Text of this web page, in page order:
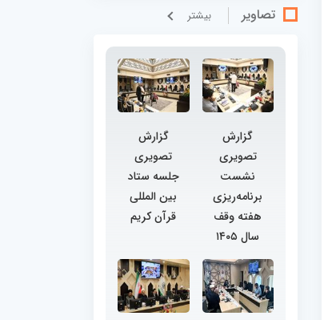
تصاویر بيشتر
گزارش
تصویری
نشست
برنامه‌ریزی
هفته وقف
سال ۱۴۰۵
گزارش
تصویری
جلسه ستاد
بین المللی
قرآن کریم